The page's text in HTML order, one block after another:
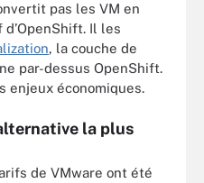
pas les VM en
Il les
, la couche de
par-dessus OpenShift.
enjeux économiques.
la plus
de VMware ont été